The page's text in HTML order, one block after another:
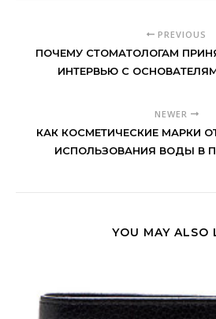
PREVIOUS
ПОЧЕМУ СТОМАТОЛОГАМ
ИНТЕРВЬЮ С
NEWER
КАК КОСМЕТИЧЕСКИЕ МАРКИ
ИСПОЛЬЗОВАНИЯ ВОДЫ В
YOU MAY ALSO